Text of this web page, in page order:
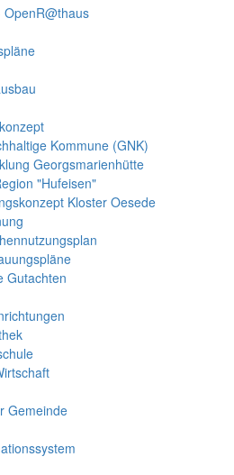
Kommune (GNK)
Georgsmarienhütte
"Hufeisen"
Kloster Oesede
Gutachten
Gemeinde